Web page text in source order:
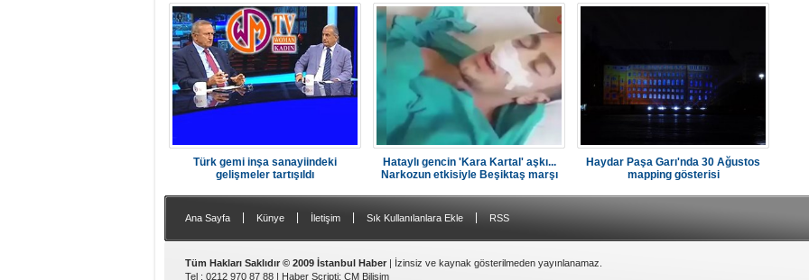
Türk gemi inşa sanayiindeki
gelişmeler tartışıldı
Hataylı gencin 'Kara Kartal' aşkı...
Narkozun etkisiyle Beşiktaş marşı
Haydar Paşa Garı'nda 30 Ağustos
mapping gösterisi
Ana Sayfa Künye İletişim Sık Kullanılanlara Ekle RSS
Tüm Hakları Saklıdır © 2009 İstanbul Haber | İzinsiz ve kaynak gösterilmeden yayınlanamaz.
Tel : 0212 970 87 88 | Haber Scripti: CM Bilişim